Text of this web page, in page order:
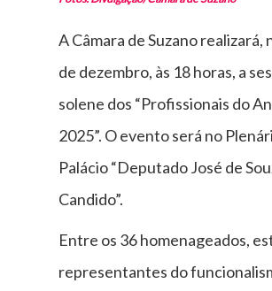
A Câmara de Suzano realizará,
de dezembro, às 18 horas, a
solene dos “Profissionais do
2025”. O evento será no
Palácio “Deputado José de
Candido”.
Entre os 36 homenageados,
representantes do